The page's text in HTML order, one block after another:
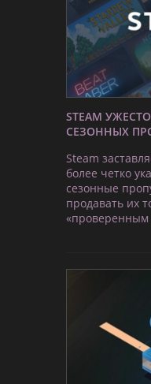
STEAM
СЕЗОННЫХ
Steam
более четко
сезонные
продавать их